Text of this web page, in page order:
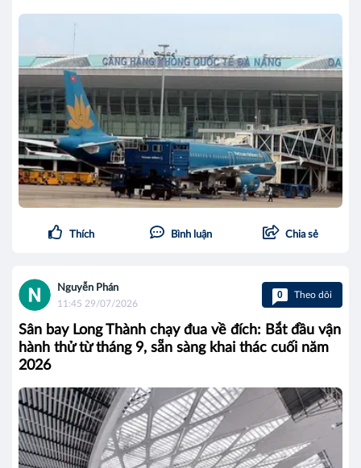
Thích Bình luận Chia sẻ
Nguyễn Phán
11:45 29/07/2026
0 Theo dõi
Sân bay Long Thành chạy đua về đích: Bắt đầu vận
hành thử từ tháng 9, sẵn sàng khai thác cuối năm
2026